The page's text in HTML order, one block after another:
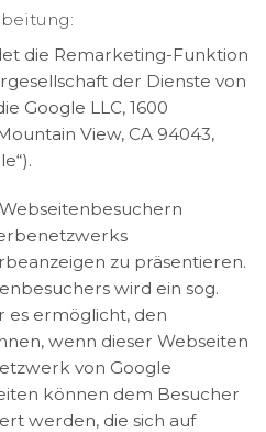
die Remarketing-Funktion
der Dienste von
Google LLC, 1600
View, CA 94043,
zu präsentieren.
wird ein sog.
es ermöglicht, den
wenn dieser Webseiten
von Google
können dem Besucher
werden, die sich auf